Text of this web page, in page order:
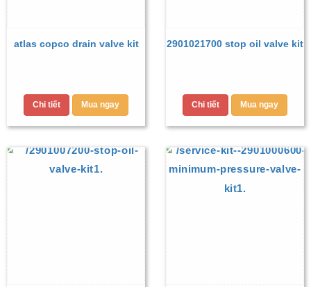
atlas copco drain valve kit
Chi tiết Mua ngay
2901021700 stop oil valve kit
Chi tiết Mua ngay